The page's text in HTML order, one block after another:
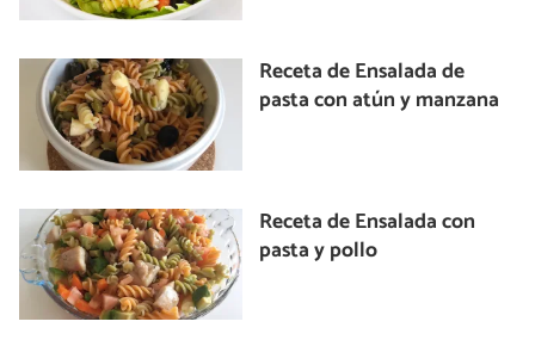
Receta de Ensalada de
pasta con atún y manzana
Receta de Ensalada con
pasta y pollo